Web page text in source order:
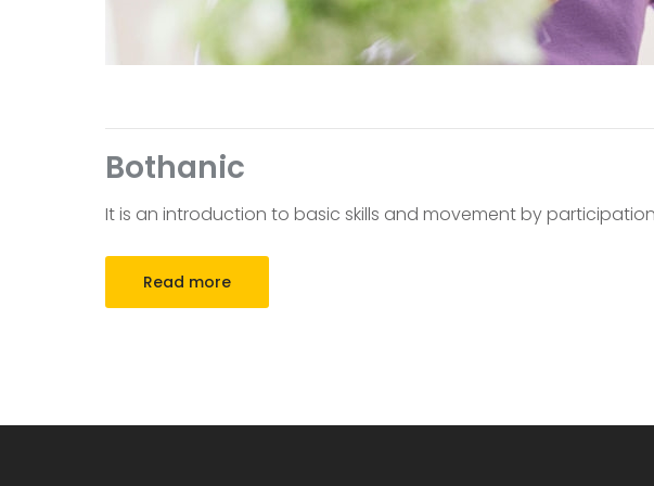
Bothanic
It is an introduction to basic skills and movement by
Read more